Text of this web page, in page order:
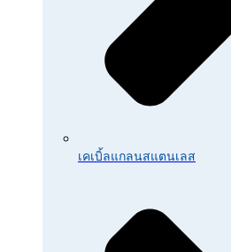
เคเบิ้ลแกลนสแตนเลส